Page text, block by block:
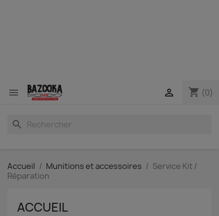
 shopping_cart (0)

search
Accueil Munitions et accessoires
Service Kit /
Réparation
ACCUEIL